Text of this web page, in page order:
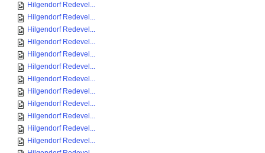
Hilgendorf Redevel...
Hilgendorf Redevel...
Hilgendorf Redevel...
Hilgendorf Redevel...
Hilgendorf Redevel...
Hilgendorf Redevel...
Hilgendorf Redevel...
Hilgendorf Redevel...
Hilgendorf Redevel...
Hilgendorf Redevel...
Hilgendorf Redevel...
Hilgendorf Redevel...